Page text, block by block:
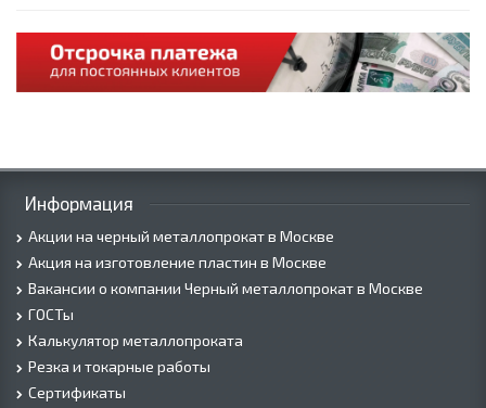
Информация
Акции на черный металлопрокат в Москве
Акция на изготовление пластин в Москве
Вакансии о компании Черный металлопрокат в Москве
ГОСТы
Калькулятор металлопроката
Резка и токарные работы
Сертификаты